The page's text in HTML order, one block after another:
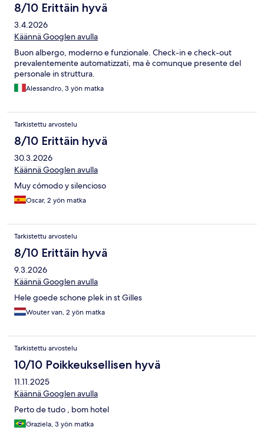
8/10 Erittäin hyvä
3.4.2026
Käännä Googlen avulla
Buon albergo, moderno e funzionale. Check-in e check-out
prevalentemente automatizzati, ma è comunque presente del
personale in struttura.
Alessandro, 3 yön matka
Tarkistettu arvostelu
8/10 Erittäin hyvä
30.3.2026
Käännä Googlen avulla
Muy cómodo y silencioso
Oscar, 2 yön matka
Tarkistettu arvostelu
8/10 Erittäin hyvä
9.3.2026
Käännä Googlen avulla
Hele goede schone plek in st Gilles
Wouter van, 2 yön matka
Tarkistettu arvostelu
10/10 Poikkeuksellisen hyvä
11.11.2025
Käännä Googlen avulla
Perto de tudo , bom hotel
Graziela, 3 yön matka